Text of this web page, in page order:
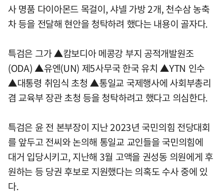
사 명품 다이아몬드 목걸이, 샤넬 가방 2개, 천수삼 농축
차 등을 전달해 현안을 청탁하려 했다는 내용이 골자다.
특검은 그가 ▲캄보디아 메콩강 부지 공적개발원조
(ODA) ▲유엔(UN) 제5사무국 한국 유치 ▲YTN 인수
▲대통령 취임식 초청 ▲통일교 국제행사에 사회부총리
겸 교육부 장관 초청 등을 청탁하려고 했다고 의심한다.
특검은 윤 전 본부장이 지난 2023년 국민의힘 전당대회
를 앞두고 전씨와 논의해 통일교 교인들을 국민의힘에
대거 입당시키고, 지난해 3월 고액을 권성동 의원에게 후
원하는 등 당권 후보로 지원했다는 의혹도 수사 중에 있
다.